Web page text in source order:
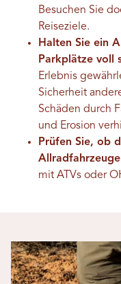
Besuchen Sie
Reiseziele.
Halten Sie ein
Parkplätze voll
Erlebnis
Sicherheit
Schäden durch
und Erosion
Prüfen Sie, ob
mit ATVs oder